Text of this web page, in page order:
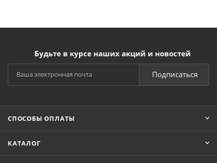
Будьте в курсе наших акций и новостей
Подписаться
СПОСОБЫ ОПЛАТЫ
КАТАЛОГ